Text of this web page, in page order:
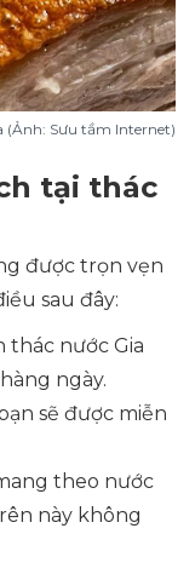
(Ảnh: Sưu tầm Internet)
tại thác
được trọn vẹn
sau đây:
thác nước Gia
ngày.
sẽ được miễn
theo nước
này không